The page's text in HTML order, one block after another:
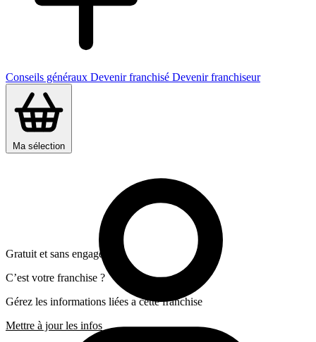
Conseils généraux Devenir franchisé Devenir franchiseur
Ma sélection
Gratuit et sans engagement
C’est votre franchise ?
Gérez les informations liées a cette franchise
Mettre à jour les infos